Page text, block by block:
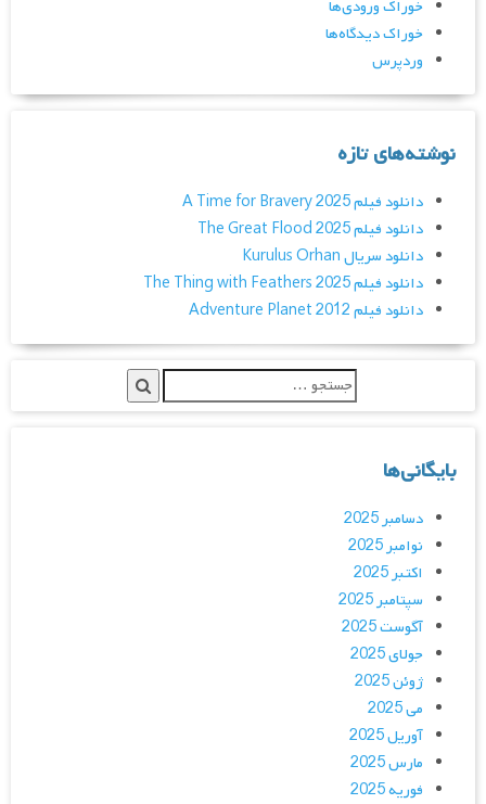
خوراک ورودی‌ها
خوراک دیدگاه‌ها
وردپرس
نوشته‌های تازه
دانلود فیلم A Time for Bravery 2025
دانلود فیلم The Great Flood 2025
دانلود سریال Kurulus Orhan
دانلود فیلم The Thing with Feathers 2025
دانلود فیلم Adventure Planet 2012
بایگانی‌ها
دسامبر 2025
نوامبر 2025
اکتبر 2025
سپتامبر 2025
آگوست 2025
جولای 2025
ژوئن 2025
می 2025
آوریل 2025
مارس 2025
فوریه 2025